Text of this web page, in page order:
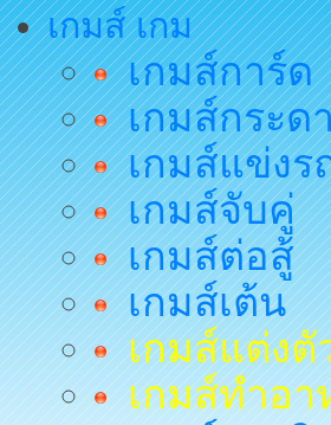
เกมส์ เกม
เกมส์การ์ด
เกมส์กระด
เกมส์แข่งร
เกมส์จับคู่
เกมส์ต่อสู้
เกมส์เต้น
เกมส์แต่งตั
เกมส์ทำอา